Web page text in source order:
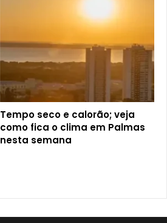
Tempo seco e calorão; veja
como fica o clima em Palmas
nesta semana